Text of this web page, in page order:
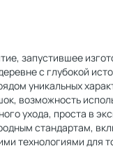
запустившее
с глубокой
уникальных
возможность
ухода, проста в
стандартам,
технологиями для